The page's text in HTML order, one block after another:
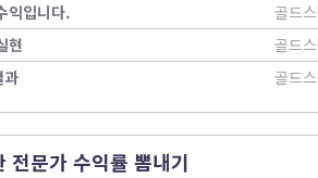
익입니다.
골드
현
골드
과
골드
전문가 수익률 뽐내기